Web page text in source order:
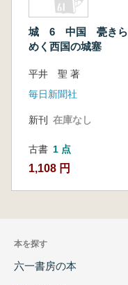
城 6 中国 甍きら
めく西国の城塞
平井 聖 著
毎日新聞社
新刊 在庫なし
古書 1 点
1,108 円
本を探す
六一書房の本